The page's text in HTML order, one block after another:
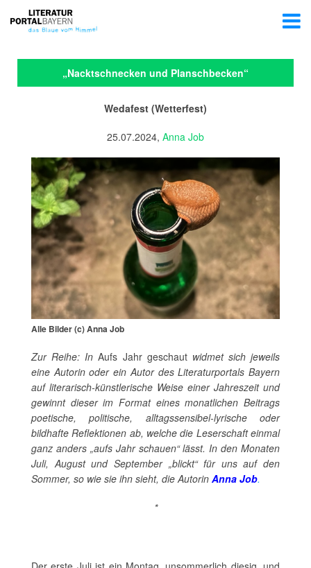
„Nacktschnecken und Planschbecken“
Wedafest (Wetterfest)
25.07.2024, Anna Job
Alle Bilder (c) Anna Job
Zur Reihe: InAufs Jahr geschaut widmet sich jeweils
eine Autorin oder ein Autor des Literaturportals Bayern
auf literarisch-künstlerische Weise einer Jahreszeit und
gewinnt dieser im Format eines monatlichen Beitrags
poetische, politische, alltagssensibel-lyrische oder
bildhafte Reflektionen ab, welche die Leserschaft einmal
ganz anders „aufs Jahr schauen“ lässt. In den Monaten
Juli, August und September „blickt“ für uns auf den
Sommer, so wie sie ihn sieht, die Autorin Anna Job.
*